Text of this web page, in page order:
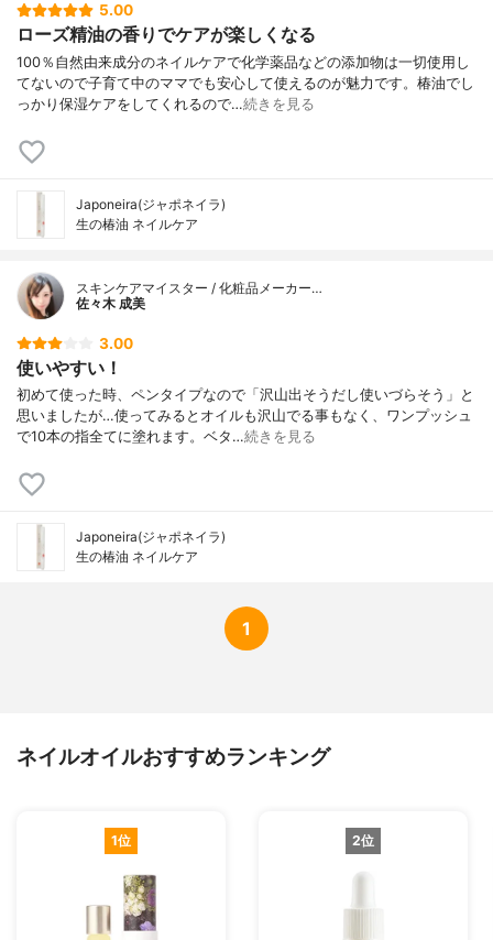
5.00
ローズ精油の香りでケアが楽しくなる
100％自然由来成分のネイルケアで化学薬品などの添加物は一切使用し
てないので子育て中のママでも安心して使えるのが魅力です。椿油でし
っかり保湿ケアをしてくれるので…続きを見る
Japoneira(ジャポネイラ)
生の椿油 ネイルケア
スキンケアマイスター / 化粧品メーカー…
佐々木 成美
3.00
使いやすい！
初めて使った時、ペンタイプなので「沢山出そうだし使いづらそう」と
思いましたが…使ってみるとオイルも沢山でる事もなく、ワンプッシュ
で10本の指全てに塗れます。ベタ…続きを見る
Japoneira(ジャポネイラ)
生の椿油 ネイルケア
1
ネイルオイルおすすめランキング
1位 2位